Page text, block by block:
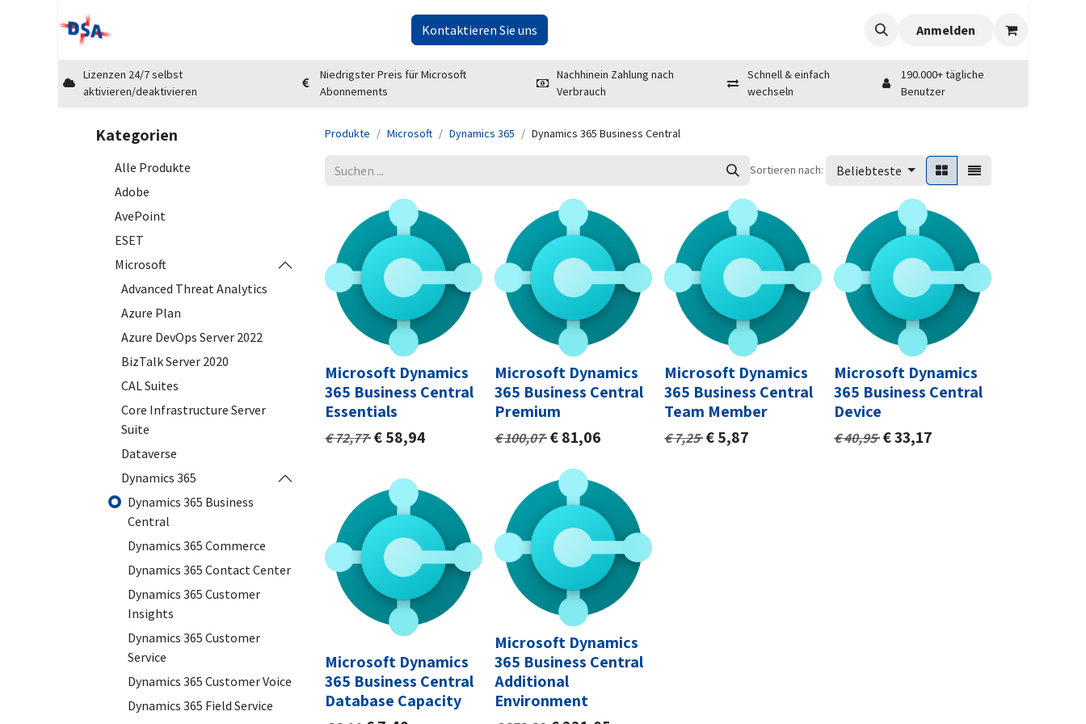
Kontaktieren Sie uns Anmelden
Lizenzen 24/7 selbst
aktivieren/deaktivieren
Niedrigster Preis für Microsoft
Abonnements
Nachhinein Zahlung nach
Verbrauch
Schnell & einfach
wechseln
190.000+ tägliche
Benutzer
Kategorien
Alle Produkte
Adobe
AvePoint
ESET
Microsoft
Advanced Threat Analytics
Azure Plan
Azure DevOps Server 2022
BizTalk Server 2020
CAL Suites
Core Infrastructure Server
Suite
Dataverse
Dynamics 365
Dynamics 365 Business
Central
Dynamics 365 Commerce
Dynamics 365 Contact Center
Dynamics 365 Customer
Insights
Dynamics 365 Customer
Service
Dynamics 365 Customer Voice
Dynamics 365 Field Service
Produkte Microsoft Dynamics 365 Dynamics 365 Business Central
Sortieren nach: Beliebteste
Microsoft Dynamics
365 Business Central
Essentials
€72,77 €58,94
Microsoft Dynamics
365 Business Central
Premium
€100,07 €81,06
Microsoft Dynamics
365 Business Central
Team Member
€7,25 €5,87
Microsoft Dynamics
365 Business Central
Device
€40,95 €33,17
Microsoft Dynamics
365 Business Central
Database Capacity
Microsoft Dynamics
365 Business Central
Additional
Environment